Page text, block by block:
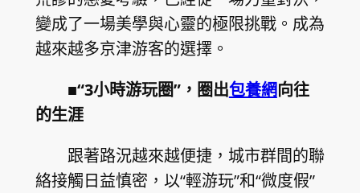
變成了一場美學與心靈的極限挑戰。成為
越來越多京津游客的選擇。
■“3小時游玩圈”，圈出包養網向往
的生涯
跟著路況越來越便捷，城市群間的聯
絡接觸日益慎密，以“輕游玩”和“微度假”